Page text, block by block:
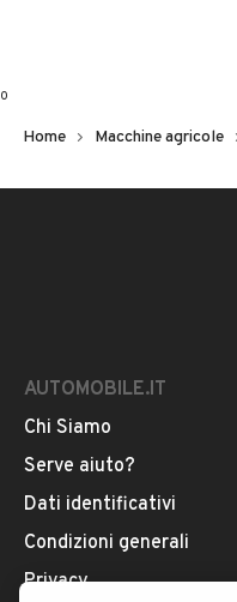
0
Home Macchine agricole
AUTOMOBILE.IT
Chi Siamo
Serve aiuto?
Dati identificativi
Condizioni generali
Privacy